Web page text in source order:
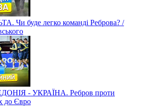
Чи буде легко команді Реброва? /
- УКРАЇНА. Ребров проти
до Євро